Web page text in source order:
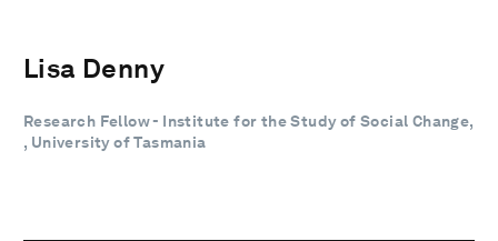
Lisa Denny
Research Fellow - Institute for the Study of Social Change,
, University of Tasmania